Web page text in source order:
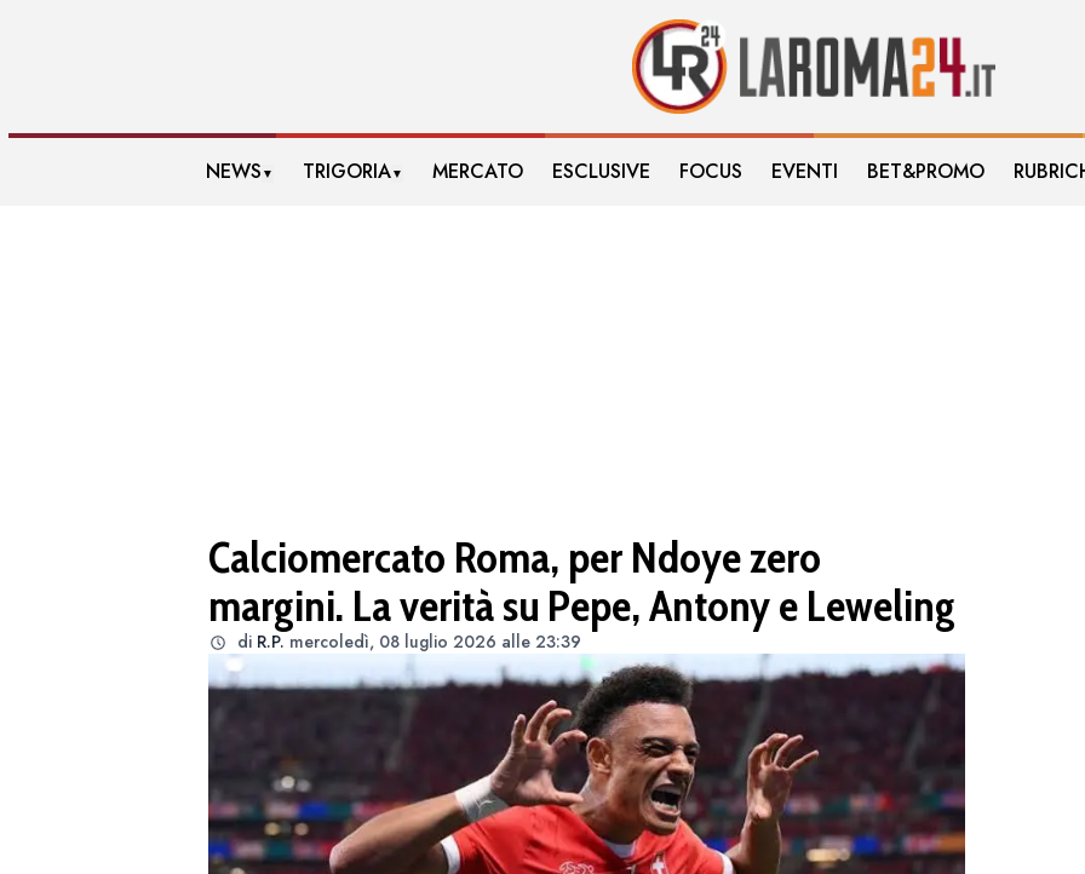
NEWS ▼ TRIGORIA▼ MERCATO ESCLUSIVE FOCUS EVENTI BET&PROMO
Calciomercato Roma, per Ndoye zero
margini. La verità su Pepe, Antony e Leweling
di R.P. mercoledì, 08 luglio 2026 alle 23:39